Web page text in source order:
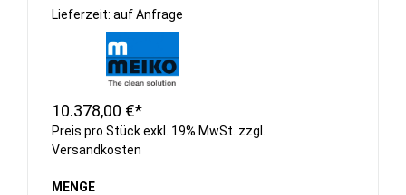
Lieferzeit: auf Anfrage
10.378,00 €*
Preis pro Stück exkl. 19% MwSt. zzgl.
Versandkosten
MENGE